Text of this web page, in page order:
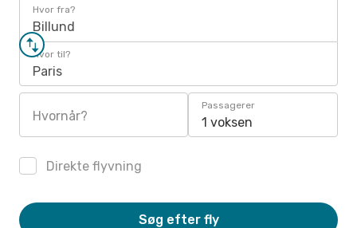
Hvor fra?
Billund
Hvor til?
Paris
Hvornår?
Passagerer
1 voksen
Direkte flyvning
Søg efter fly